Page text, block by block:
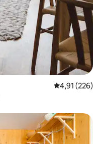
4,91 av 5 i
4,91 (226)